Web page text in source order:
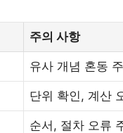
주의 사항
유사 개념 혼동
단위 확인, 계산
순서, 절차 오류